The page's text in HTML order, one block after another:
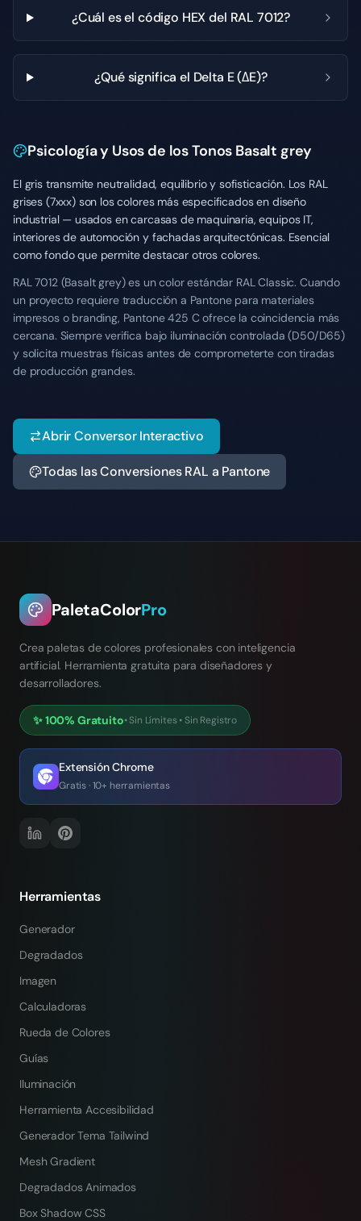
¿Cuál es el código HEX del RAL 7012?
¿Qué significa el Delta E (ΔE)?
Psicología y Usos de los Tonos Basalt grey
El gris transmite neutralidad, equilibrio y sofisticación. Los RAL
grises (7xxx) son los colores más especificados en diseño
industrial — usados en carcasas de maquinaria, equipos IT,
interiores de automoción y fachadas arquitectónicas. Esencial
como fondo que permite destacar otros colores.
RAL 7012 (Basalt grey) es un color estándar RAL Classic. Cuando
un proyecto requiere traducción a Pantone para materiales
impresos o branding, Pantone 425 C ofrece la coincidencia más
cercana. Siempre verifica bajo iluminación controlada (D50/D65)
y solicita muestras físicas antes de comprometerte con tiradas
de producción grandes.
Abrir Conversor Interactivo
Todas las Conversiones RAL a Pantone
PaletaColorPro
Crea paletas de colores profesionales con inteligencia
artificial. Herramienta gratuita para diseñadores y
desarrolladores.
✨100% Gratuito•Sin Límites• Sin Registro
Extensión Chrome
Gratis · 10+ herramientas
Herramientas
Generador
Degradados
Imagen
Calculadoras
Rueda de Colores
Guías
Iluminación
Herramienta Accesibilidad
Generador Tema Tailwind
Mesh Gradient
Degradados Animados
Box Shadow CSS